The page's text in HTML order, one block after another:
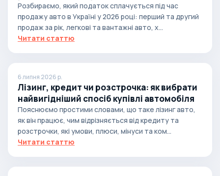
випадках
Розбираємо, який податок сплачується під час
продажу авто в Україні у 2026 році: перший та другий
продаж за рік, легкові та вантажні авто, х...
Читати статтю
6 липня 2026 р.
Лізинг, кредит чи розстрочка: як вибрати
найвигідніший спосіб купівлі автомобіля
Пояснюємо простими словами, що таке лізинг авто,
як він працює, чим відрізняється від кредиту та
розстрочки, які умови, плюси, мінуси та ком...
Читати статтю